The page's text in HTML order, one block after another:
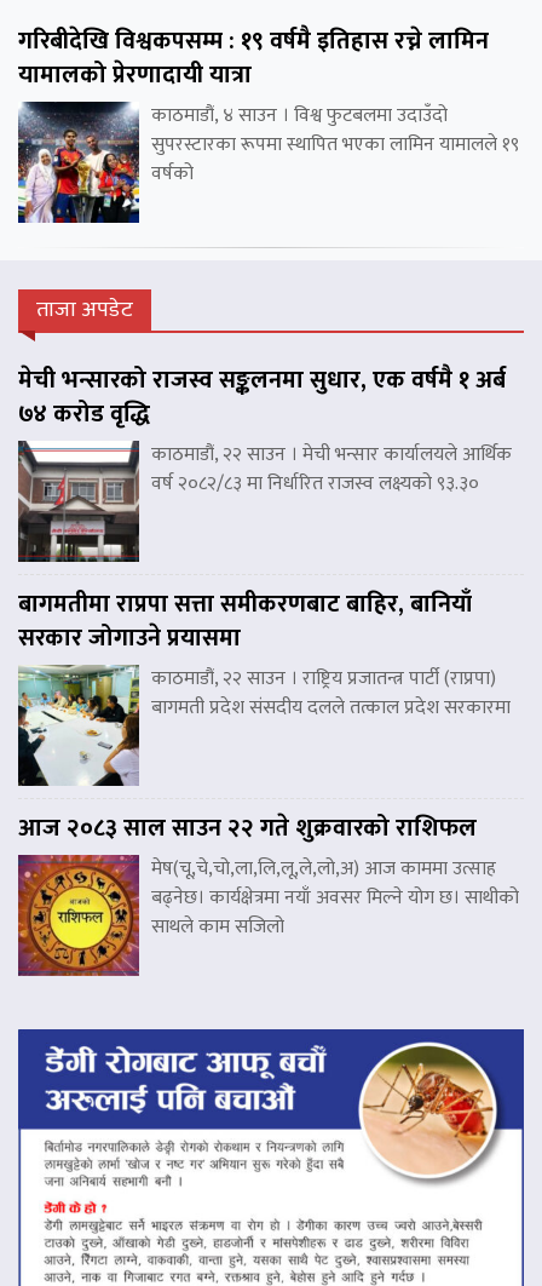
गरिबीदेखि विश्वकपसम्म : १९ वर्षमै इतिहास रच्ने लामिन
यामालको प्रेरणादायी यात्रा
काठमाडौं, ४ साउन । विश्व फुटबलमा उदाउँदो
सुपरस्टारका रूपमा स्थापित भएका लामिन यामालले १९
वर्षको
ताजा अपडेट
मेची भन्सारको राजस्व सङ्कलनमा सुधार, एक वर्षमै १ अर्ब
७४ करोड वृद्धि
काठमाडौं, २२ साउन । मेची भन्सार कार्यालयले आर्थिक
वर्ष २०८२/८३ मा निर्धारित राजस्व लक्ष्यको ९३.३०
बागमतीमा राप्रपा सत्ता समीकरणबाट बाहिर, बानियाँ
सरकार जोगाउने प्रयासमा
काठमाडौं, २२ साउन । राष्ट्रिय प्रजातन्त्र पार्टी (राप्रपा)
बागमती प्रदेश संसदीय दलले तत्काल प्रदेश सरकारमा
आज २०८३ साल साउन २२ गते शुक्रवारको राशिफल
मेष(चू,चे,चो,ला,लि,लू,ले,लो,अ) आज काममा उत्साह
बढ्नेछ। कार्यक्षेत्रमा नयाँ अवसर मिल्ने योग छ। साथीको
साथले काम सजिलो